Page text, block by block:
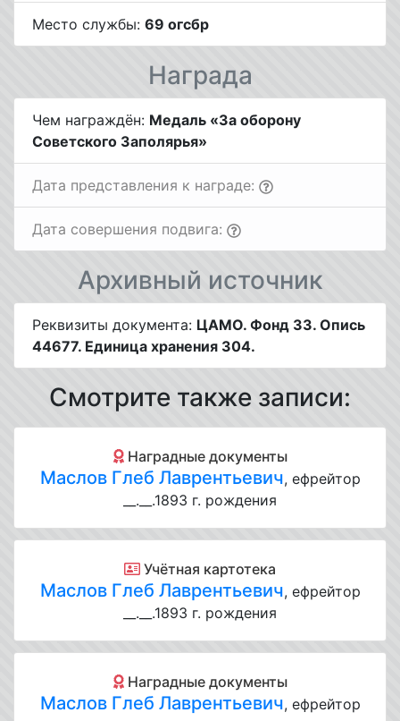
Место службы: 69 огсбр
Награда
Чем награждён: Медаль «За оборону
Советского Заполярья»
Дата представления к награде:
Дата совершения подвига:
Архивный источник
Реквизиты документа: ЦАМО. Фонд 33. Опись
44677. Единица хранения 304.
Смотрите также записи:
Наградные документы
Маслов Глеб Лаврентьевич, ефрейтор
__.__.1893 г. рождения
Учётная картотека
Маслов Глеб Лаврентьевич, ефрейтор
__.__.1893 г. рождения
Наградные документы
Маслов Глеб Лаврентьевич, ефрейтор